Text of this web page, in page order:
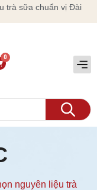
trà sữa chuẩn vị Đài
nguyên liệu trà